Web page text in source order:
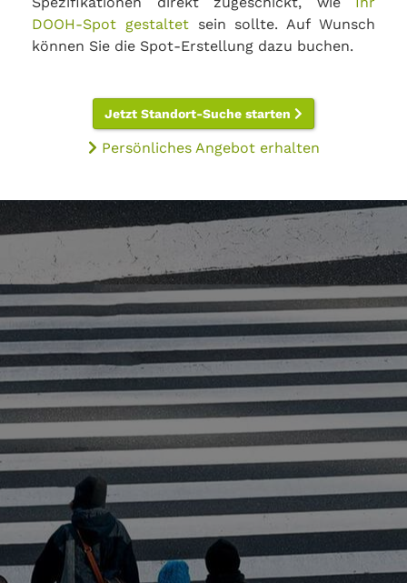
DOOH-Spot gestaltetsein sollte. Auf Wunsch
können Sie die Spot-Erstellung dazu buchen.
Jetzt Standort-Suche starten
Persönliches Angebot erhalten